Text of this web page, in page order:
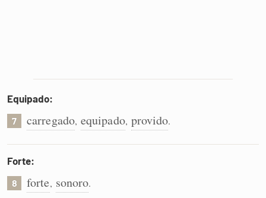
Equipado:
7 carregado, equipado, provido.
Forte:
8 forte, sonoro.